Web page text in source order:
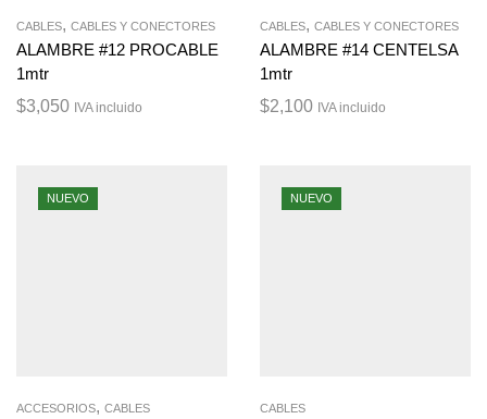
CABLES, CABLES Y CONECTORES
ALAMBRE #12 PROCABLE
1mtr
$3,050 IVA incluido
CABLES, CABLES Y CONECTORES
ALAMBRE #14 CENTELSA
1mtr
$2,100 IVA incluido
NUEVO
ACCESORIOS, CABLES
NUEVO
CABLES